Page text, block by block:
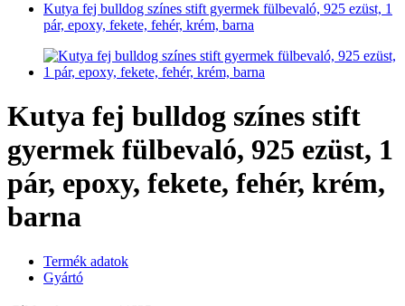
Kutya fej bulldog színes stift gyermek fülbevaló, 925 ezüst, 1
pár, epoxy, fekete, fehér, krém, barna
Kutya fej bulldog színes stift
gyermek fülbevaló, 925 ezüst, 1
pár, epoxy, fekete, fehér, krém,
barna
Termék adatok
Gyártó